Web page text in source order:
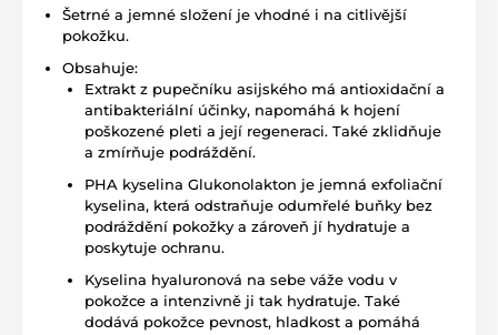
Šetrné a jemné složení je vhodné i na citlivější
pokožku.
Obsahuje:
Extrakt z pupečníku asijského má antioxidační a
antibakteriální účinky, napomáhá k hojení
poškozené pleti a její regeneraci. Také zklidňuje
a zmírňuje podráždění.
PHA kyselina Glukonolakton je jemná exfoliační
kyselina, která odstraňuje odumřelé buňky bez
podráždění pokožky a zároveň jí hydratuje a
poskytuje ochranu.
Kyselina hyaluronová na sebe váže vodu v
pokožce a intenzivně ji tak hydratuje. Také
dodává pokožce pevnost, hladkost a pomáhá